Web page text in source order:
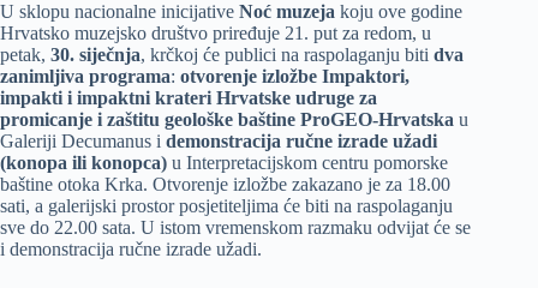
U sklopu nacionalne inicijative Noć muzeja koju ove godine
Hrvatsko muzejsko društvo priređuje 21. put za redom, u
petak, 30. siječnja, krčkoj će publici na raspolaganju biti dva
zanimljiva programa: otvorenje izložbe Impaktori,
impakti i impaktni krateri Hrvatske udruge za
promicanje i zaštitu geološke baštine ProGEO-Hrvatska u
Galeriji Decumanus i demonstracija ručne izrade užadi
(konopa ili konopca) u Interpretacijskom centru pomorske
baštine otoka Krka. Otvorenje izložbe zakazano je za 18.00
sati, a galerijski prostor posjetiteljima će biti na raspolaganju
sve do 22.00 sata. U istom vremenskom razmaku odvijat će se
i demonstracija ručne izrade užadi.